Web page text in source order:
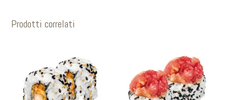
Prodotti correlati